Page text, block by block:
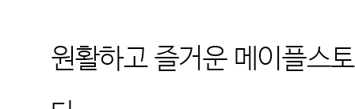
원활하고 즐거운 메이플스